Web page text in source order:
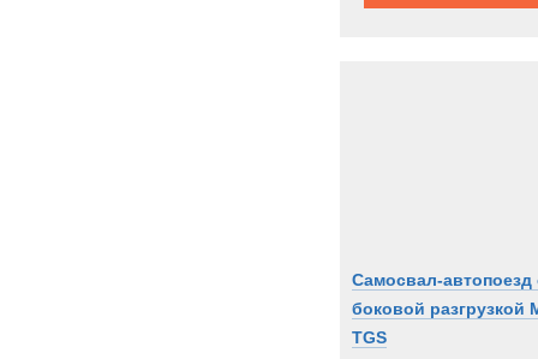
Самосвал-автопоезд
боковой разгрузкой
TGS